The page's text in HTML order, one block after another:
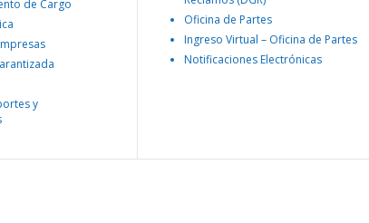
de Cargo
y
Oficina de Partes
Ingreso Virtual – Oficina de Partes
Notificaciones Electrónicas